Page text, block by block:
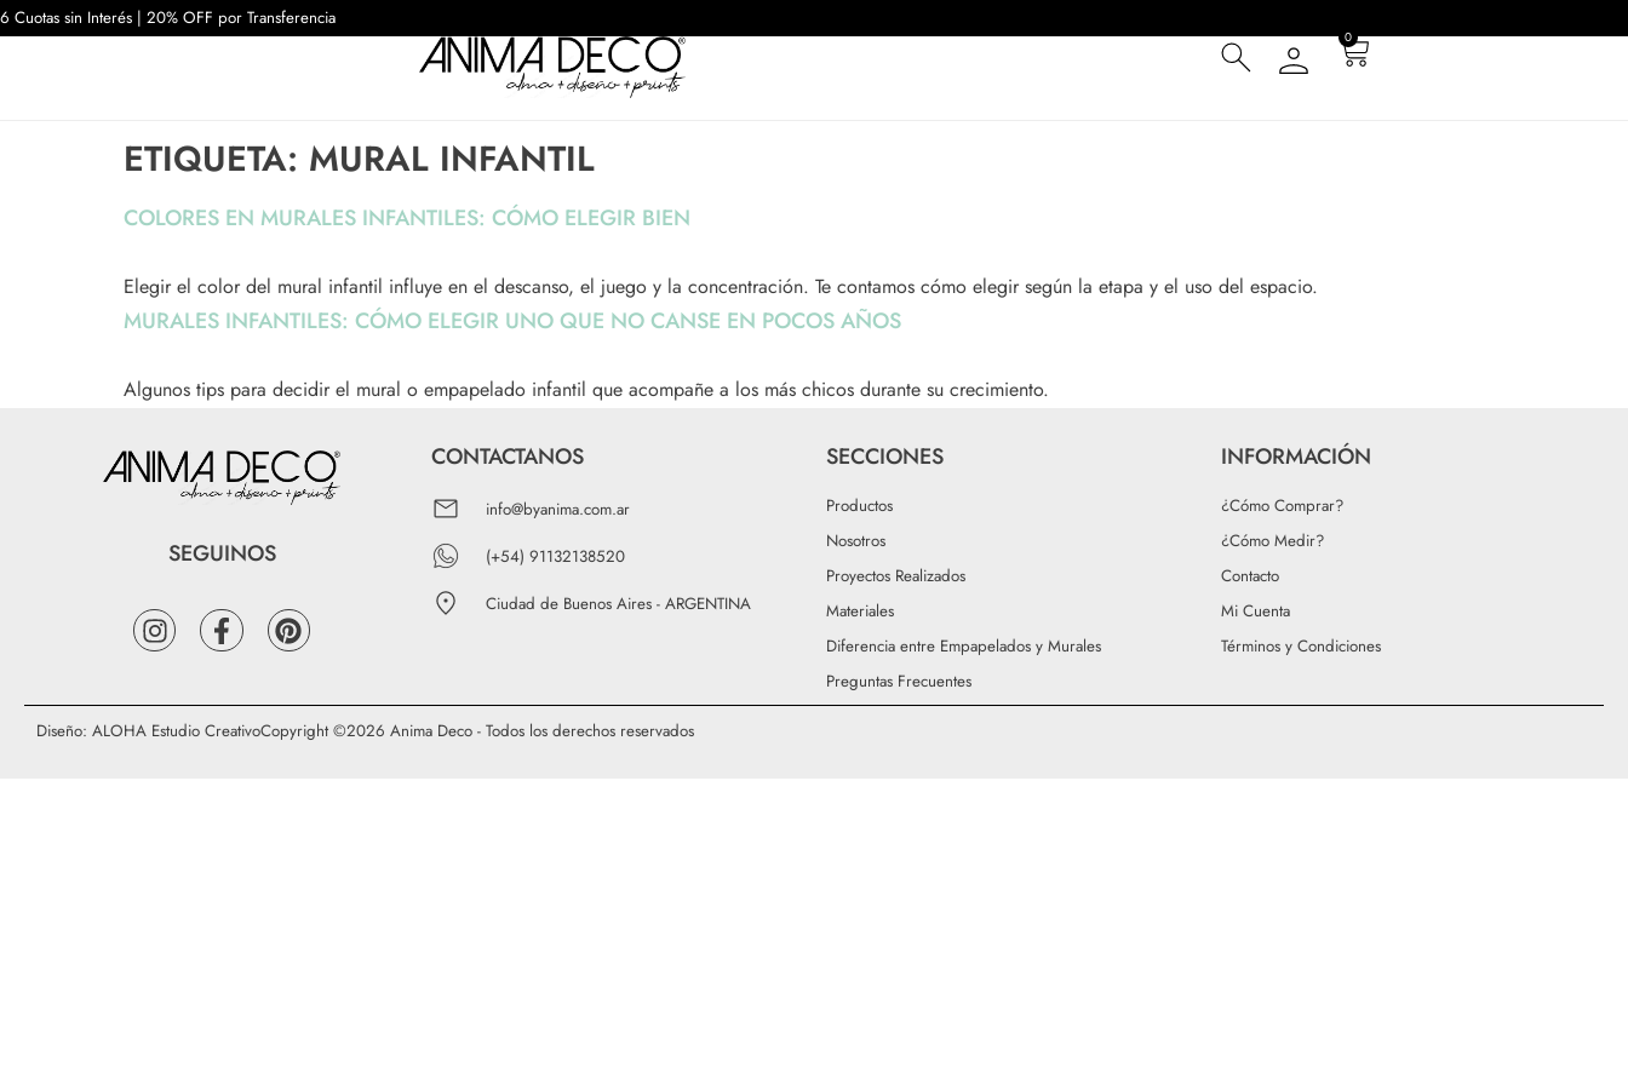
6 Cuotas sin Interés | 20% OFF por Transferencia
0
ETIQUETA: MURAL INFANTIL
COLORES EN MURALES INFANTILES: CÓMO ELEGIR BIEN
Elegir el color del mural infantil influye en el descanso, el juego y la concentración. Te contamos cómo elegir según la etapa y el uso del espacio.
MURALES INFANTILES: CÓMO ELEGIR UNO QUE NO CANSE EN POCOS AÑOS
Algunos tips para decidir el mural o empapelado infantil que acompañe a los más chicos durante su crecimiento.
SEGUINOS
CONTACTANOS
info@byanima.com.ar
(+54) 91132138520
Ciudad de Buenos Aires - ARGENTINA
SECCIONES
Productos
Nosotros
Proyectos Realizados
Materiales
Diferencia entre Empapelados y Murales
Preguntas Frecuentes
INFORMACIÓN
¿Cómo Comprar?
¿Cómo Medir?
Contacto
Mi Cuenta
Términos y Condiciones
Diseño: ALOHA Estudio CreativoCopyright ©2026 Anima Deco - Todos los derechos reservados